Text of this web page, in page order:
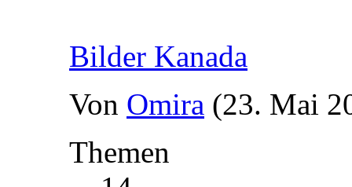
Bilder Kanada
Von Omira (23. Mai
Themen